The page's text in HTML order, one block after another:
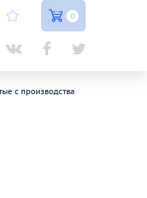
0
с производства